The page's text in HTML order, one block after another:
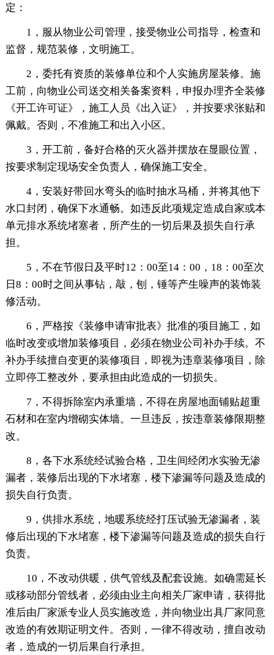
定：
1，服从物业公司管理，接受物业公司指导，检查和
监督，规范装修，文明施工。
2，委托有资质的装修单位和个人实施房屋装修。施
工前，向物业公司送交相关备案资料，申报办理齐全装修
《开工许可证》，施工人员《出入证》，并按要求张贴和
佩戴。否则，不准施工和出入小区。
3，开工前，备好合格的灭火器并摆放在显眼位置，
按要求制定现场安全负责人，确保施工安全。
4，安装好带回水弯头的临时抽水马桶，并将其他下
水口封闭，确保下水通畅。如违反此项规定造成自家或本
单元排水系统堵塞者，所产生的一切后果及损失自行承
担。
5，不在节假日及平时12：00至14：00，18：00至次
日8：00时之间从事钻，敲，刨，锤等产生噪声的装饰装
修活动。
6，严格按《装修申请审批表》批准的项目施工，如
临时改变或增加装修项目，必须在物业公司补办手续。不
补办手续擅自变更的装修项目，即视为违章装修项目，除
立即停工整改外，要承担由此造成的一切损失。
7，不得拆除室内承重墙，不得在房屋地面铺贴超重
石材和在室内增砌实体墙。一旦违反，按违章装修限期整
改。
8，各下水系统经试验合格，卫生间经闭水实验无渗
漏者，装修后出现的下水堵塞，楼下渗漏等问题及造成的
损失自行负责。
9，供排水系统，地暖系统经打压试验无渗漏者，装
修后出现的下水堵塞，楼下渗漏等问题及造成的损失自行
负责。
10，不改动供暖，供气管线及配套设施。如确需延长
或移动部分管线者，必须由业主向相关厂家申请，获得批
准后由厂家派专业人员实施改造，并向物业出具厂家同意
改造的有效期证明文件。否则，一律不得改动，擅自改动
者，造成的一切后果自行承担。